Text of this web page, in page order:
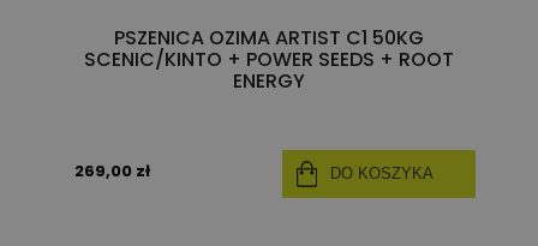
PSZENICA OZIMA ARTIST C1 50KG
SCENIC/KINTO + POWER SEEDS + ROOT
ENERGY
269,00 zł DO KOSZYKA